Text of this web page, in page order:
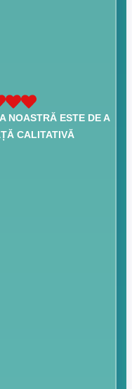
NOASTRĂ ESTE DE A
CALITATIVĂ